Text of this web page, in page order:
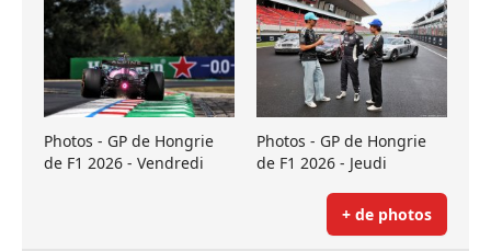
Photos - GP de Hongrie
de F1 2026 - Vendredi
Photos - GP de Hongrie
de F1 2026 - Jeudi
+ de photos